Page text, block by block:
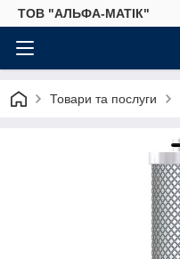
ТОВ "АЛЬФА-МАТІК"
Товари та послуги